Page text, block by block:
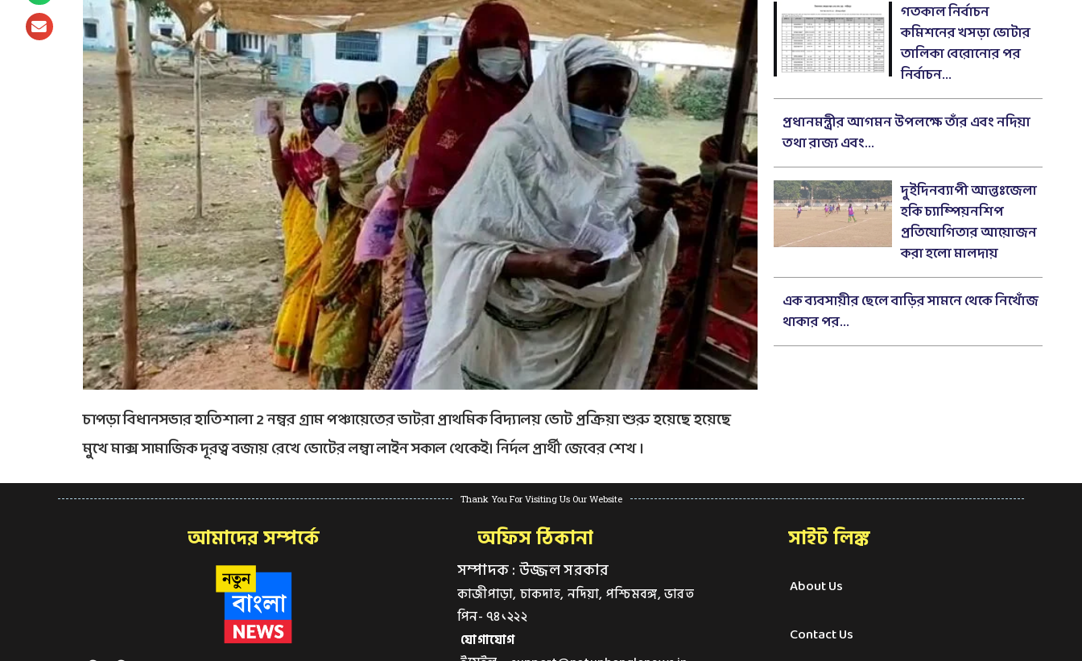
চাপড়া বিধানসভার হাতিশালা 2 নম্বর গ্রাম পঞ্চায়েতের ভাটরা প্রাথমিক বিদ্যালয় ভোট প্রক্রিয়া শুরু হয়েছে হয়েছে
মুখে মাক্স সামাজিক দূরত্ব বজায় রেখে ভোটের লম্বা লাইন সকাল থেকেই। নির্দল প্রার্থী জেবের শেখ ।
গতকাল নির্বাচন
কমিশনের খসড়া ভোটার
তালিকা বেরোনোর পর
নির্বাচন...
প্রধানমন্ত্রীর আগমন উপলক্ষে তাঁর এবং নদিয়া
তথা রাজ্য এবং...
দুইদিনব্যাপী আন্তঃজেলা
হকি চ্যাম্পিয়নশিপ
প্রতিযোগিতার আয়োজন
করা হলো মালদায়
এক ব্যবসায়ীর ছেলে বাড়ির সামনে থেকে নিখোঁজ
থাকার পর...
Thank You For Visiting Us Our Website
আমাদের সম্পর্কে অফিস ঠিকানা
সম্পাদক : উজ্জল সরকার
কাজীপাড়া, চাকদাহ, নদিয়া, পশ্চিমবঙ্গ, ভারত
পিন- ৭৪১২২২
যোগাযোগ
সাইট লিঙ্ক
About Us
Contact Us